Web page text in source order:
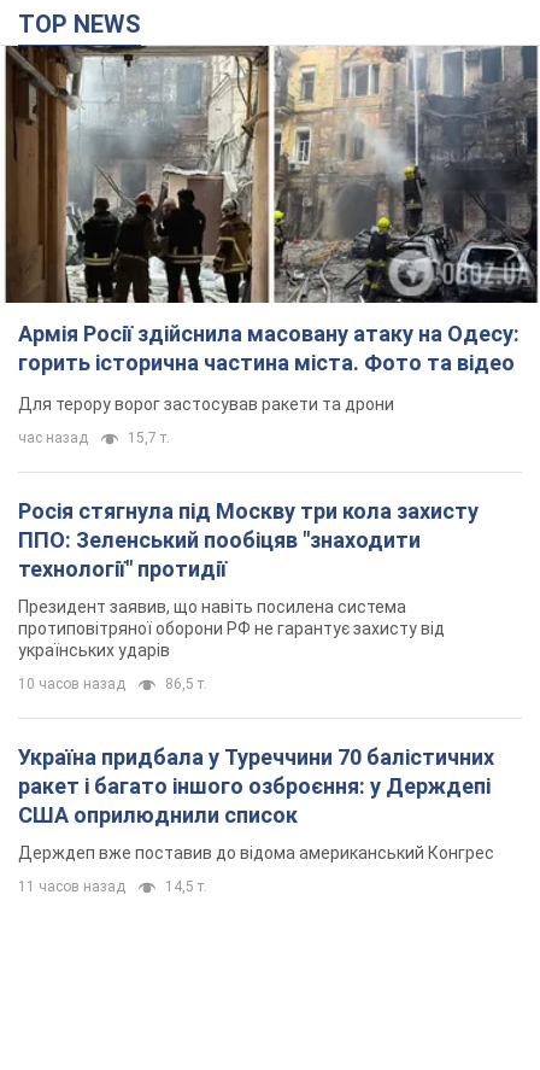
TOP NEWS
Армія Росії здійснила масовану атаку на Одесу:
горить історична частина міста. Фото та відео
Для терору ворог застосував ракети та дрони
час назад 15,7 т.
Росія стягнула під Москву три кола захисту
ППО: Зеленський пообіцяв "знаходити
технології" протидії
Президент заявив, що навіть посилена система
протиповітряної оборони РФ не гарантує захисту від
українських ударів
10 часов назад 86,5 т.
Україна придбала у Туреччини 70 балістичних
ракет і багато іншого озброєння: у Держдепі
США оприлюднили список
Держдеп вже поставив до відома американський Конгрес
11 часов назад 14,5 т.